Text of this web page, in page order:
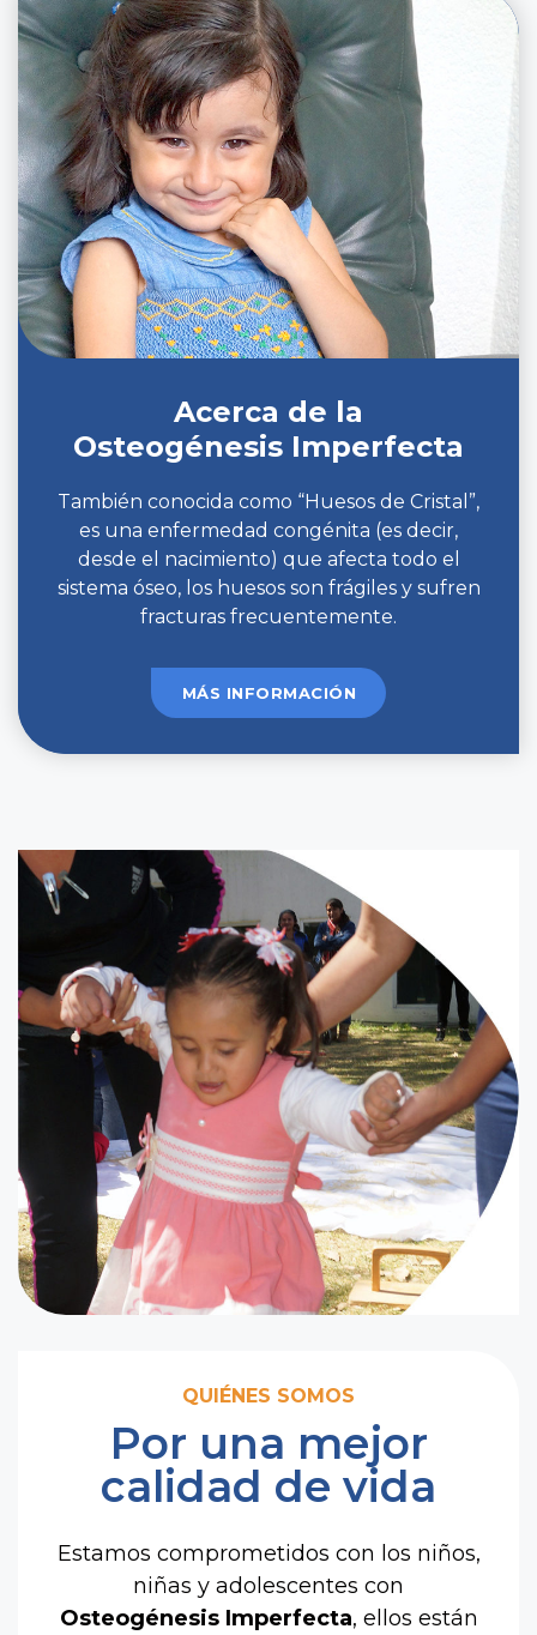
Acerca de la
Osteogénesis Imperfecta
También conocida como “Huesos de Cristal”,
es una enfermedad congénita (es decir,
desde el nacimiento) que afecta todo el
sistema óseo, los huesos son frágiles y sufren
fracturas frecuentemente.
MÁS INFORMACIÓN
QUIÉNES SOMOS
Por una mejor
calidad de vida
Estamos comprometidos con los niños,
niñas y adolescentes con
Osteogénesis Imperfecta, ellos están